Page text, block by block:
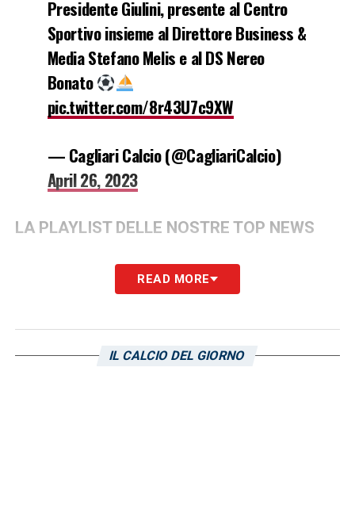
Presidente Giulini, presente al Centro
Sportivo insieme al Direttore Business &
Media Stefano Melis e al DS Nereo
Bonato
pic.twitter.com/8r43U7c9XW
— Cagliari Calcio (@CagliariCalcio)
April 26, 2023
LA PLAYLIST DELLE NOSTRE TOP NEWS
READ MORE
IL CALCIO DEL GIORNO